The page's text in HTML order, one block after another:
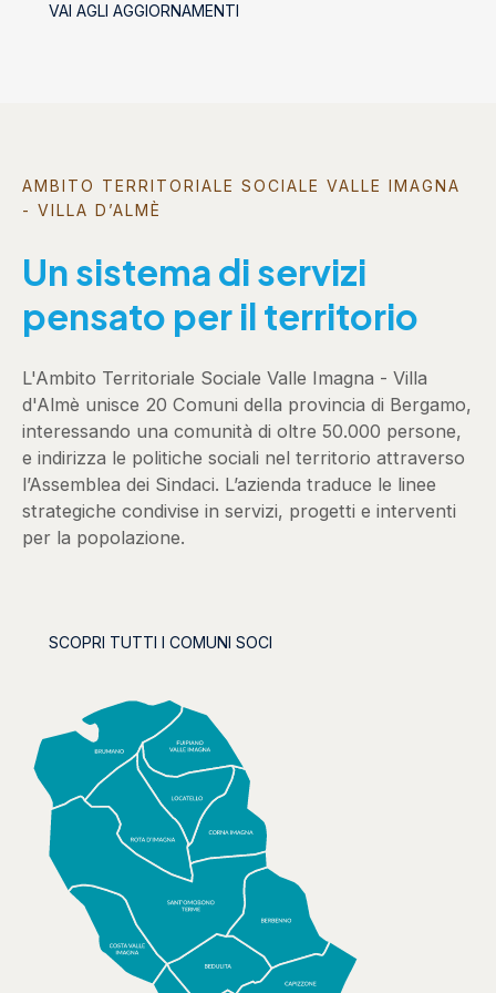
VAI AGLI AGGIORNAMENTI
AMBITO TERRITORIALE SOCIALE VALLE IMAGNA
- VILLA D’ALMÈ
Un sistema di servizi
pensato per il territorio
L'Ambito Territoriale Sociale Valle Imagna - Villa
d'Almè unisce 20 Comuni della provincia di Bergamo,
interessando una comunità di oltre 50.000 persone,
e indirizza le politiche sociali nel territorio attraverso
l’Assemblea dei Sindaci. L’azienda traduce le linee
strategiche condivise in servizi, progetti e interventi
per la popolazione.
SCOPRI TUTTI I COMUNI SOCI